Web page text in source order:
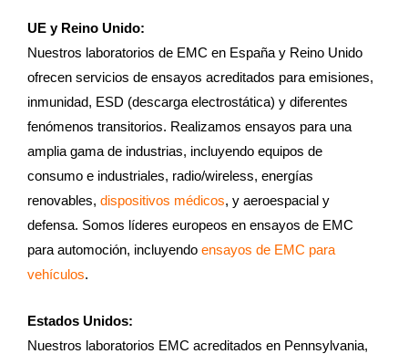
UE y Reino Unido:
Nuestros laboratorios de EMC en España y Reino Unido
ofrecen servicios de ensayos acreditados para emisiones,
inmunidad, ESD (descarga electrostática) y diferentes
fenómenos transitorios. Realizamos ensayos para una
amplia gama de industrias, incluyendo equipos de
consumo e industriales, radio/wireless, energías
renovables, dispositivos médicos, y aeroespacial y
defensa. Somos líderes europeos en ensayos de EMC
para automoción, incluyendo ensayos de EMC para
vehículos.
Estados Unidos:
Nuestros laboratorios EMC acreditados en Pennsylvania,